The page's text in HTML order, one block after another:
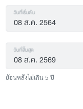
วันที่เริ่มต้น
วันที่สิ้นสุด
ย้อนหลังไม่เกิน 5 ปี